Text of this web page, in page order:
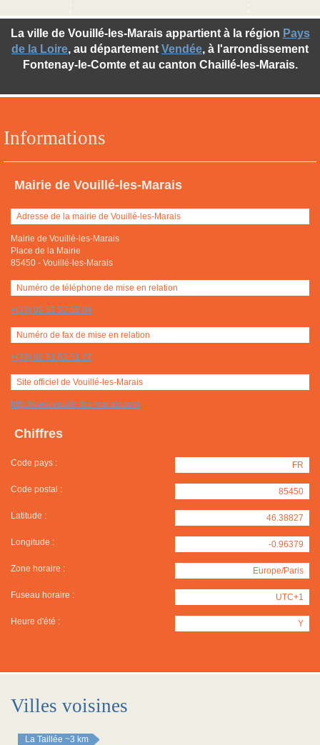
Informations
Mairie de Vouillé-les-Marais
Adresse de la mairie de Vouillé-les-Marais
Mairie de Vouillé-les-Marais
Place de la Mairie
85450 - Vouillé-les-Marais
Numéro de téléphone de mise en relation
+(33) 02 51 52 55 04
Numéro de fax de mise en relation
+(33) 02 51 52 51 27
Site officiel de Vouillé-les-Marais
http://www.vouille-les-marais.com
Chiffres
Code pays : FR
Code postal : 85450
Latitude : 46.38827
Longitude : -0.96379
Zone horaire : Europe/Paris
Fuseau horaire : UTC+1
Heure d'été : Y
La ville de Vouillé-les-Marais appartient à la région Pays
de la Loire, au département Vendée, à l'arrondissement
Fontenay-le-Comte et au canton Chaillé-les-Marais.
Villes voisines
La Taillée ~3 km